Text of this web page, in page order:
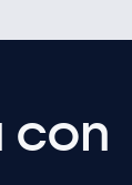
con